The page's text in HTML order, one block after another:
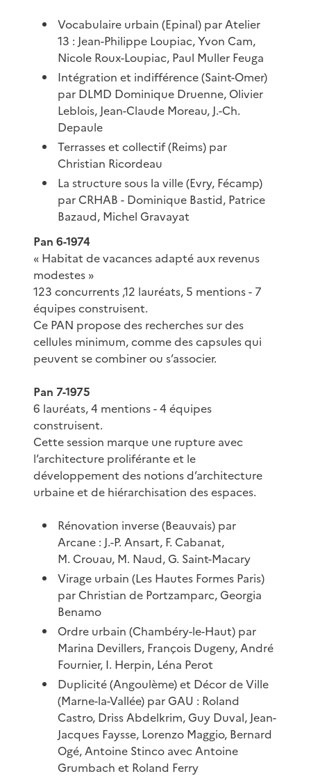
Vocabulaire urbain (Epinal) par Atelier
13 : Jean-Philippe Loupiac, Yvon Cam,
Nicole Roux-Loupiac, Paul Muller Feuga
Intégration et indifférence (Saint-Omer)
par DLMD Dominique Druenne, Olivier
Leblois, Jean-Claude Moreau, J.-Ch.
Depaule
Terrasses et collectif (Reims) par
Christian Ricordeau
La structure sous la ville (Evry, Fécamp)
par CRHAB - Dominique Bastid, Patrice
Bazaud, Michel Gravayat
Pan 6-1974
« Habitat de vacances adapté aux revenus
modestes »
123 concurrents ,12 lauréats, 5 mentions - 7
équipes construisent.
Ce PAN propose des recherches sur des
cellules minimum, comme des capsules qui
peuvent se combiner ou s’associer.
Pan 7-1975
6 lauréats, 4 mentions - 4 équipes
construisent.
Cette session marque une rupture avec
l’architecture proliférante et le
développement des notions d’architecture
urbaine et de hiérarchisation des espaces.
Rénovation inverse (Beauvais) par
Arcane : J.-P. Ansart, F. Cabanat,
M. Crouau, M. Naud, G. Saint-Macary
Virage urbain (Les Hautes Formes Paris)
par Christian de Portzamparc, Georgia
Benamo
Ordre urbain (Chambéry-le-Haut) par
Marina Devillers, François Dugeny, André
Fournier, I. Herpin, Léna Perot
Duplicité (Angoulème) et Décor de Ville
(Marne-la-Vallée) par GAU : Roland
Castro, Driss Abdelkrim, Guy Duval, Jean-
Jacques Faysse, Lorenzo Maggio, Bernard
Ogé, Antoine Stinco avec Antoine
Grumbach et Roland Ferry